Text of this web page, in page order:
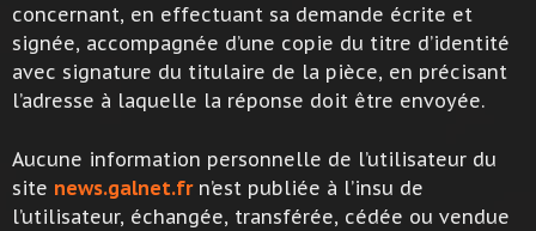
concernant, en effectuant sa demande écrite et
signée, accompagnée d’une copie du titre d’identité
avec signature du titulaire de la pièce, en précisant
l’adresse à laquelle la réponse doit être envoyée.
Aucune information personnelle de l’utilisateur du
site news.galnet.frn’est publiée à l’insu de
l’utilisateur, échangée, transférée, cédée ou vendue